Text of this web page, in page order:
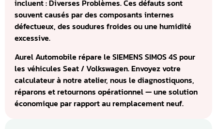
incluent : Diverses Problèmes. Ces défauts sont
souvent causés par des composants internes
défectueux, des soudures froides ou une humidité
excessive.
Aurel Automobile répare le SIEMENS SIMOS 4S pour
les véhicules Seat / Volkswagen. Envoyez votre
calculateur à notre atelier, nous le diagnostiquons,
réparons et retournons opérationnel — une solution
économique par rapport au remplacement neuf.